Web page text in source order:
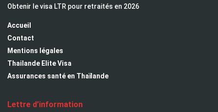
Obtenir le visa LTR pour retraités en 2026
Accueil
Contact
Mentions légales
Thailande Elite Visa
Assurances santé en Thaïlande
Lettre d’information